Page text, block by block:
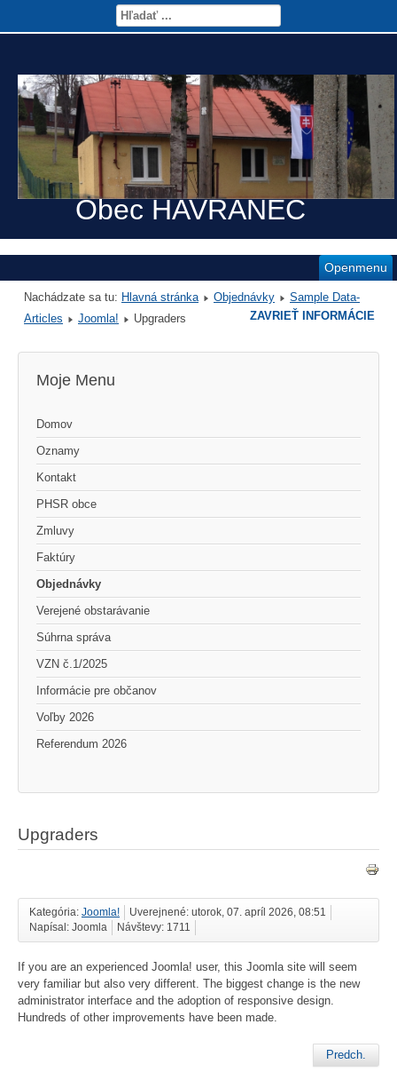
Obec HAVRANEC
Openmenu
Nachádzate sa tu: Hlavná stránka Objednávky
Sample Data-
Articles
Joomla! Upgraders
Moje Menu
Domov
Oznamy
Kontakt
PHSR obce
Zmluvy
Faktúry
Objednávky
Verejené obstarávanie
Súhrna správa
VZN č.1/2025
Informácie pre občanov
Voľby 2026
Referendum 2026
Upgraders
Kategória: Joomla!
Uverejnené: utorok, 07. apríl 2026, 08:51
Napísal: Joomla
Návštevy: 1711
If you are an experienced Joomla! user, this Joomla site will seem
very familiar but also very different. The biggest change is the new
administrator interface and the adoption of responsive design.
Hundreds of other improvements have been made.
Predch.
ZAVRIEŤ INFORMÁCIE